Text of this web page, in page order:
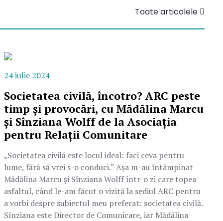
Toate articolele
24 iulie 2024
Societatea civilă, încotro? ARC peste
timp și provocări, cu Mădălina Marcu
și Sînziana Wolff de la Asociația
pentru Relații Comunitare
„Societatea civilă este locul ideal: faci ceva pentru
lume, fără să vrei s-o conduci.“ Așa m-au întâmpinat
Mădălina Marcu și Sînziana Wolff într-o zi care topea
asfaltul, când le-am făcut o vizită la sediul ARC pentru
a vorbi despre subiectul meu preferat: societatea civilă.
Sînziana este Director de Comunicare, iar Mădălina